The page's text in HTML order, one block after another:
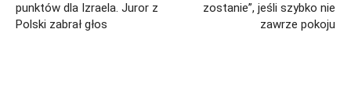
punktów dla Izraela. Juror z
Polski zabrał głos
zostanie”, jeśli szybko nie
zawrze pokoju